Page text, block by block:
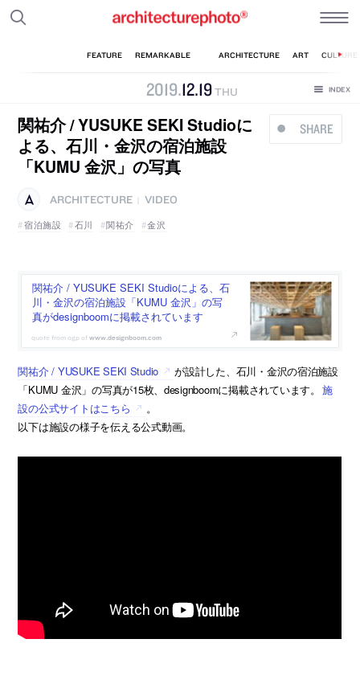
2019.12.19THU
SHARE
関祐介 / YUSUKE SEKI Studioに
よる、石川・金沢の宿泊施設
「KUMU 金沢」の写真
ARCHITECTURE
VIDEO
宿泊施設
石川 関祐介 金沢
関祐介 / YUSUKE SEKI Studioによる、石
川・金沢の宿泊施設「KUMU 金沢」の写
真がdesignboomに掲載されています
www.designboom.com
関祐介 / YUSUKE SEKI Studio
が設計した、石川・金沢の宿泊施設
「KUMU 金沢」の写真が15枚、designboomに掲載されています。 施
設の公式サイトはこちら
。
以下は施設の様子を伝える公式動画。